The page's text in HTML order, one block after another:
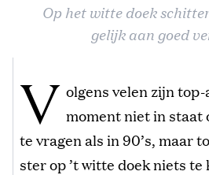
Op het witte doek
gelijk aan goed
V olgens velen zijn
moment niet in staat
te vragen als in 90’s, maar
ster op ’t witte doek niets